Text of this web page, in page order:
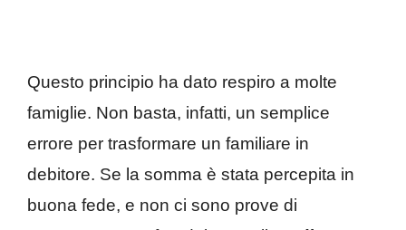
Questo principio ha dato respiro a molte
famiglie. Non basta, infatti, un semplice
errore per trasformare un familiare in
debitore. Se la somma è stata percepita in
buona fede, e non ci sono prove di